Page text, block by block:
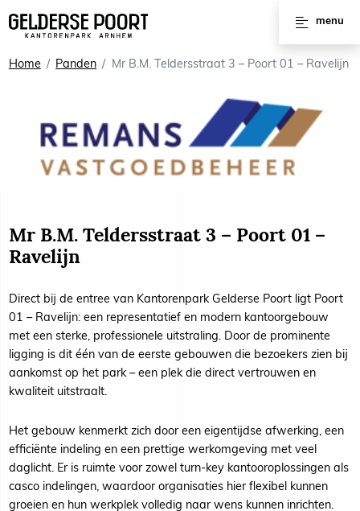
menu
Huren
Vergaderruimtes
Kantoorruimtes
Kantoorpanden
Interviews
Home Panden Mr B.M. Teldersstraat 3 – Poort 01 – Ravelijn
Mr B.M. Teldersstraat 3 – Poort 01 –
Ravelijn
Direct bij de entree van Kantorenpark Gelderse Poort ligt Poort
01 – Ravelijn: een representatief en modern kantoorgebouw
met een sterke, professionele uitstraling. Door de prominente
ligging is dit één van de eerste gebouwen die bezoekers zien bij
aankomst op het park – een plek die direct vertrouwen en
kwaliteit uitstraalt.
Het gebouw kenmerkt zich door een eigentijdse afwerking, een
efficiënte indeling en een prettige werkomgeving met veel
daglicht. Er is ruimte voor zowel turn-key kantooroplossingen als
casco indelingen, waardoor organisaties hier flexibel kunnen
groeien en hun werkplek volledig naar wens kunnen inrichten.